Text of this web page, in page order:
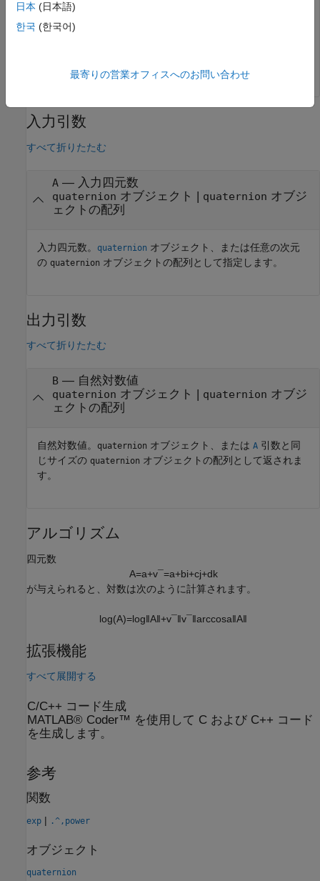
B = 3×1 quaternion array
      1.0925 + 0.40848i - 0.20543j +  1.3121k
      0.8436 + 0.14767i + 0.15872j - 0.62533k
入力引数
すべて折りたたむ
A— 入力四元数
quaternion オブジェクト | quaternion オブジ
ェクトの配列
入力四元数。 quaternion オブジェクト、または任意の次元
の quaternion オブジェクトの配列として指定します。
出力引数
すべて折りたたむ
B— 自然対数値
quaternion オブジェクト | quaternion オブジ
ェクトの配列
自然対数値。 quaternion オブジェクト、または A 引数と同
じサイズの quaternion オブジェクトの配列として返されま
す。
アルゴリズム
四元数
A=a+v¯=a+bi+cj+dk
が与えられると、対数は次のように計算されます。
log(A)=log‖A‖+v¯‖v¯‖arccosa‖A‖
拡張機能
すべて展開する
C/C++ コード生成
MATLAB® Coder™ を使用して C および C++ コード
を生成します。
参考
関数
exp | .^,power
オブジェクト
quaternion
日本 (日本語)
한국 (한국어)
最寄りの営業オフィスへのお問い合わせ